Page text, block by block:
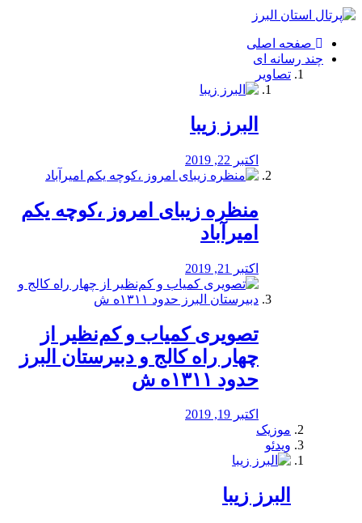
فصد
شرق
تهران
خشکشویی
صفحه اصلی
چند رسانه ای
تصاویر
البرز زیبا
اکتبر 22, 2019
منظره‌‌ زیبای امروز ،کوچه یکم
امیرآباد
اکتبر 21, 2019
️تصویری کمیاب و کم‌نظیر از
چهار راه كالج و دبيرستان البرز
حدود ۱۳۱۱ه ش
اکتبر 19, 2019
موزیک
ویدئو
البرز زیبا